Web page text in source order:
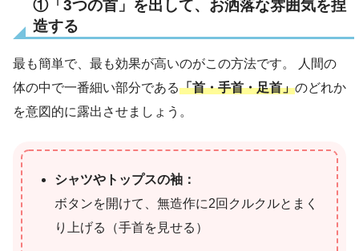
①「3つの首」を出して、お洒落な雰囲気を捏
造する
最も簡単で、最も効果が高いのがこの方法です。 人間の
体の中で一番細い部分である「首・手首・足首」のどれか
を意図的に露出させましょう。
シャツやトップスの袖：
ボタンを開けて、無造作に2回クルクルとまく
り上げる（手首を見せる）